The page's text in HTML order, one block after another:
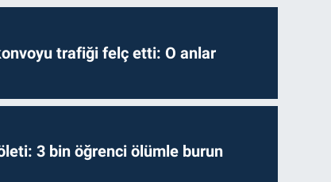
trafiği felç etti: O anlar
3 bin öğrenci ölümle burun